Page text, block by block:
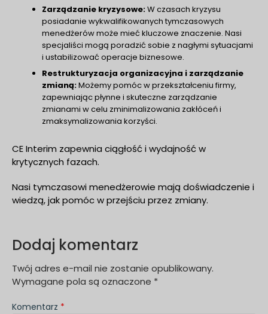
Zarządzanie kryzysowe:W czasach kryzysu
posiadanie wykwalifikowanych tymczasowych
menedżerów może mieć kluczowe znaczenie. Nasi
specjaliści mogą poradzić sobie z nagłymi sytuacjami
i ustabilizować operacje biznesowe.
Restrukturyzacja organizacyjna i zarządzanie
zmianą:Możemy pomóc w przekształceniu firmy,
zapewniając płynne i skuteczne zarządzanie
zmianami w celu zminimalizowania zakłóceń i
zmaksymalizowania korzyści.
CE Interim zapewnia ciągłość i wydajność w
krytycznych fazach.
Nasi tymczasowi menedżerowie mają doświadczenie i
wiedzą, jak pomóc w przejściu przez zmiany.
Dodaj komentarz
Twój adres e-mail nie zostanie opublikowany.
Wymagane pola są oznaczone *
Komentarz *